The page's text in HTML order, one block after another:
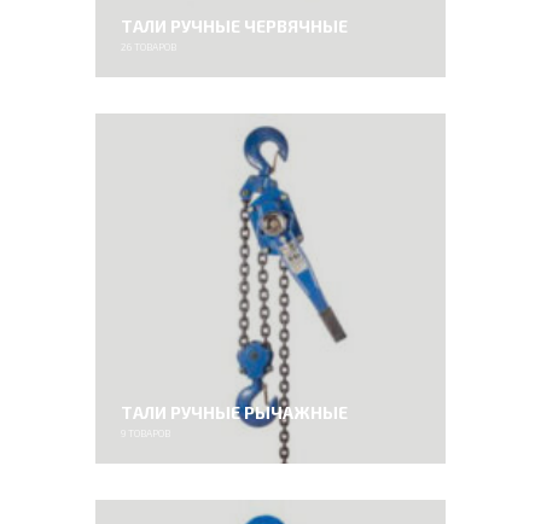
ТАЛИ РУЧНЫЕ ЧЕРВЯЧНЫЕ
ТОВАРОВ
ТАЛИ РУЧНЫЕ РЫЧАЖНЫЕ
ТОВАРОВ